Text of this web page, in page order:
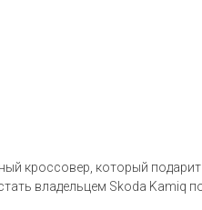
кроссовер, который
владельцем Skoda Kamiq